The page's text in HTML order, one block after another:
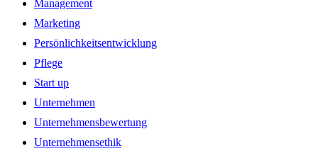
Management
Marketing
Persönlichkeitsentwicklung
Pflege
Start up
Unternehmen
Unternehmensbewertung
Unternehmensethik